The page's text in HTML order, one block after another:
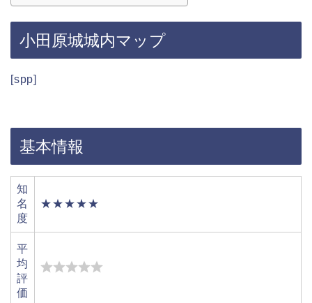
小田原城城内マップ
[spp]
基本情報
知
名
度
★★★★★
平
均
評
価